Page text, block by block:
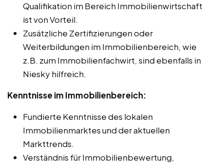
Qualifikation im Bereich Immobilienwirtschaft
ist von Vorteil.
Zusätzliche Zertifizierungen oder
Weiterbildungen im Immobilienbereich, wie
z.B. zum Immobilienfachwirt, sind ebenfalls in
Niesky hilfreich.
Kenntnisse im Immobilienbereich:
Fundierte Kenntnisse des lokalen
Immobilienmarktes und der aktuellen
Markttrends.
Verständnis für Immobilienbewertung,